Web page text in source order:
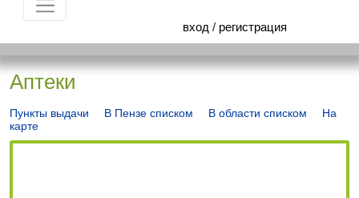
вход / регистрация
Аптеки
Пункты выдачи В Пензе списком В области списком
На
карте